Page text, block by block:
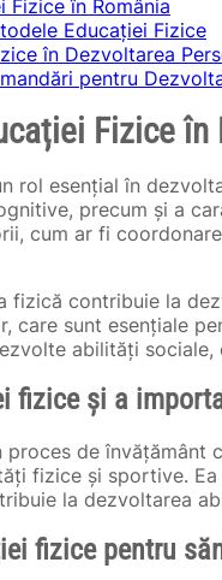
Fizice în România
Educației Fizice
în Dezvoltarea
pentru
Fizice
rol esențial în
precum și a
cum ar fi
fizică contribuie la
care sunt esențiale
abilități
fizice și a
proces de
fizice și sportive.
la dezvoltarea
fizice pentru